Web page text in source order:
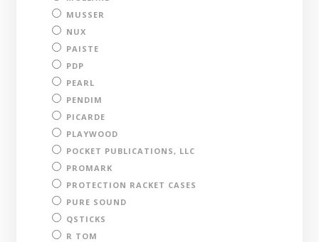
MUSSER
NUX
PAISTE
PDP
PEARL
PENDIM
PICARDE
PLAYWOOD
POCKET PUBLICATIONS, LLC
PROMARK
PROTECTION RACKET CASES
PURE SOUND
QSTICKS
R TOM